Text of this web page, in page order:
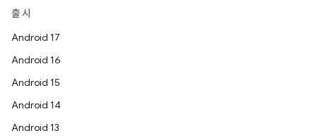
출시
Android 17
Android 16
Android 15
Android 14
Android 13